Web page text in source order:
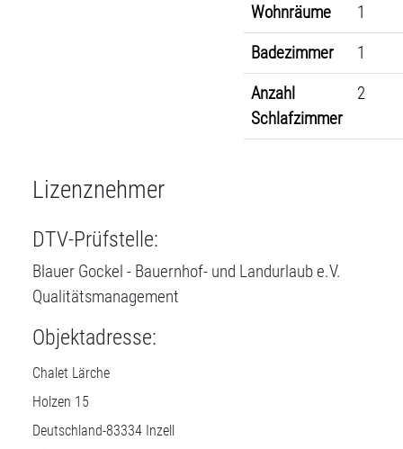
Wohnräume
1
Badezimmer
1
Anzahl
Schlafzimmer
2
Lizenznehmer
DTV-Prüfstelle:
Blauer Gockel - Bauernhof- und Landurlaub e.V.
Qualitätsmanagement
Objektadresse:
Chalet Lärche
Holzen 15
Deutschland-83334 Inzell